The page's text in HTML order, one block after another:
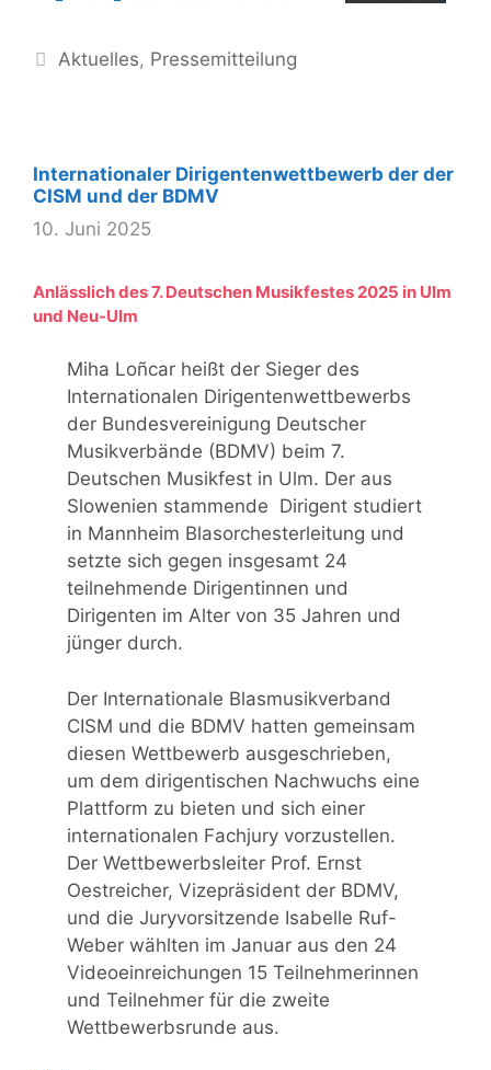
Kategorien
Aktuelles, Pressemitteilung
Internationaler Dirigentenwettbewerb der der
CISM und der BDMV
10. Juni 2025
Anlässlich des 7. Deutschen Musikfestes 2025 in Ulm
und Neu-Ulm
Miha Loñcar heißt der Sieger des
Internationalen Dirigentenwettbewerbs
der Bundesvereinigung Deutscher
Musikverbände (BDMV) beim 7.
Deutschen Musikfest in Ulm. Der aus
Slowenien stammende Dirigent studiert
in Mannheim Blasorchesterleitung und
setzte sich gegen insgesamt 24
teilnehmende Dirigentinnen und
Dirigenten im Alter von 35 Jahren und
jünger durch.
Der Internationale Blasmusikverband
CISM und die BDMV hatten gemeinsam
diesen Wettbewerb ausgeschrieben,
um dem dirigentischen Nachwuchs eine
Plattform zu bieten und sich einer
internationalen Fachjury vorzustellen.
Der Wettbewerbsleiter Prof. Ernst
Oestreicher, Vizepräsident der BDMV,
und die Juryvorsitzende Isabelle Ruf-
Weber wählten im Januar aus den 24
Videoeinreichungen 15 Teilnehmerinnen
und Teilnehmer für die zweite
Wettbewerbsrunde aus.